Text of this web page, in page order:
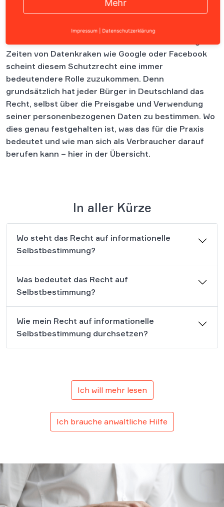
Inhalt
Das Recht auf informationelle Selbstbestimmung – in
Zeiten von Datenkraken wie Google oder Facebook
scheint diesem Schutzrecht eine immer
bedeutendere Rolle zuzukommen. Denn
grundsätzlich hat jeder Bürger in Deutschland das
Recht, selbst über die Preisgabe und Verwendung
seiner personenbezogenen Daten zu bestimmen. Wo
dies genau festgehalten ist, was das für die Praxis
bedeutet und wie man sich als Verbraucher darauf
berufen kann – hier in der Übersicht.
In aller Kürze
Wo steht das Recht auf informationelle
Selbstbestimmung?
Was bedeutet das Recht auf
Selbstbestimmung?
Wie mein Recht auf informationelle
Selbstbestimmung durchsetzen?
Ich will mehr lesen
Ich brauche anwaltliche Hilfe
Impressum | Datenschutzerklärung